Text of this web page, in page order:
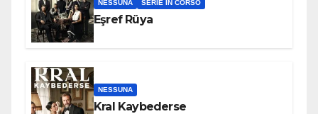
NESSUNA SERIE IN CORSO
Eşref Rüya
NESSUNA
Kral Kaybederse